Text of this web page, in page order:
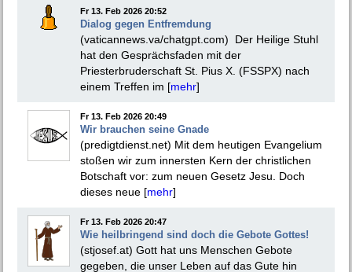
Fr 13. Feb 2026 20:52
Dialog gegen Entfremdung
(vaticannews.va/chatgpt.com) Der Heilige Stuhl
hat den Gesprächsfaden mit der
Priesterbruderschaft St. Pius X. (FSSPX) nach
einem Treffen im [mehr]
Fr 13. Feb 2026 20:49
Wir brauchen seine Gnade
(predigtdienst.net) Mit dem heutigen Evangelium
stoßen wir zum innersten Kern der christlichen
Botschaft vor: zum neuen Gesetz Jesu. Doch
dieses neue [mehr]
Fr 13. Feb 2026 20:47
Wie heilbringend sind doch die Gebote Gottes!
(stjosef.at) Gott hat uns Menschen Gebote
gegeben, die unser Leben auf das Gute hin